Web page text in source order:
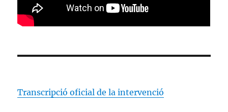
Transcripció oficial de la intervenció